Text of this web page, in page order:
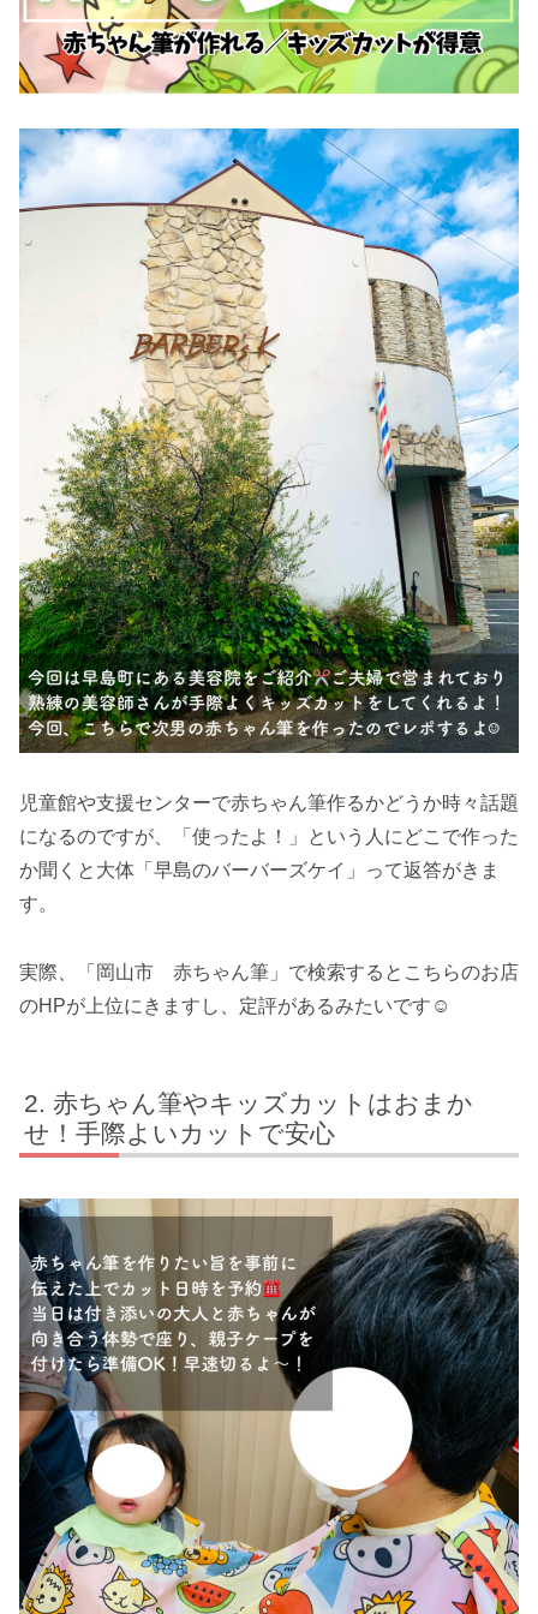
児童館や支援センターで赤ちゃん筆作るかどうか時々話題
になるのですが、「使ったよ！」という人にどこで作った
か聞くと大体「早島のバーバーズケイ」って返答がきま
す。
実際、「岡山市 赤ちゃん筆」で検索するとこちらのお店
のHPが上位にきますし、定評があるみたいです☺︎
赤ちゃん筆やキッズカットはおまか
せ！手際よいカットで安心